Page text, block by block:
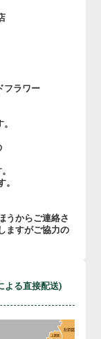
フラワー
うからご連絡さ
ますがご協力の
よる直接配送)